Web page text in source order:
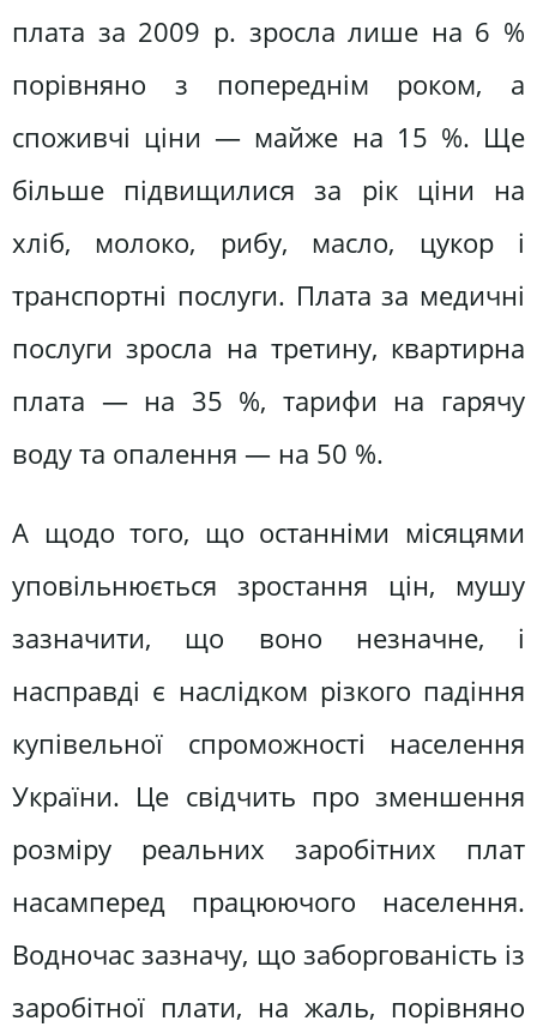
плата за 2009 р. зросла лише на 6 %
порівняно з попереднім роком, а
споживчі ціни — майже на 15 %. Ще
більше підвищилися за рік ціни на
хліб, молоко, рибу, масло, цукор і
транспортні послуги. Плата за медичні
послуги зросла на третину, квартирна
плата — на 35 %, тарифи на гарячу
воду та опалення — на 50 %.
А щодо того, що останніми місяцями
уповільнюється зростання цін, мушу
зазначити, що воно незначне, і
насправді є наслідком різкого падіння
купівельної спроможності населення
України. Це свідчить про зменшення
розміру реальних заробітних плат
насамперед працюючого населення.
Водночас зазначу, що заборгованість із
заробітної плати, на жаль, порівняно